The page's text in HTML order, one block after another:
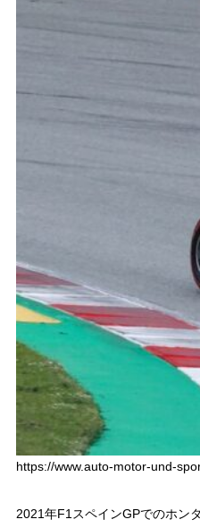
https://www.auto-motor-und-
2021年F1スペインGPでのホン